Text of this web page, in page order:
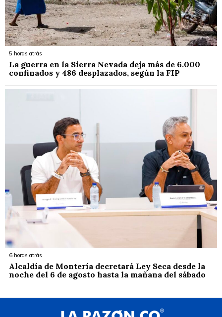
5 horas atrás
La guerra en la Sierra Nevada deja más de 6.000
confinados y 486 desplazados, según la FIP
6 horas atrás
Alcaldía de Montería decretará Ley Seca desde la
noche del 6 de agosto hasta la mañana del sábado